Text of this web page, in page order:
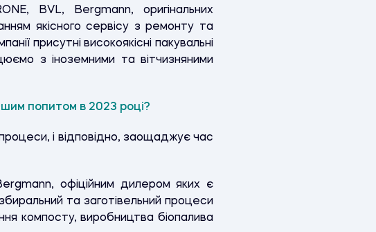
BVL, Bergmann, оригінальних
якісного сервісу з ремонту та
присутні високоякісні пакувальні
з іноземними та вітчизняними
попитом в 2023 році?
і відповідно, заощаджує час
офіційним дилером яких є
та заготівельний процеси
компосту, виробництва біопалива